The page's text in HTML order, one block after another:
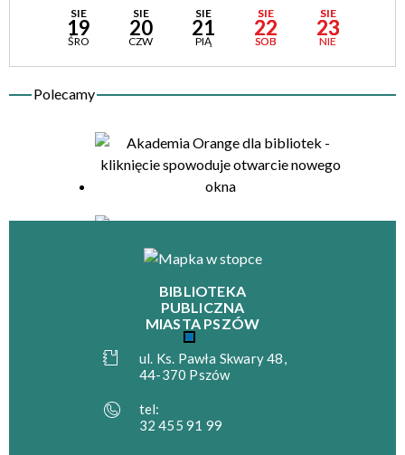
SIE
19
ŚRO
SIE
20
CZW
SIE
21
PIĄ
SIE
22
SOB
SIE
23
NIE
BIBLIOTEKA
PUBLICZNA
MIASTA PSZÓW
ul. Ks. Pawła Skwary 48,
44-370 Pszów
tel:
32 455 91 99